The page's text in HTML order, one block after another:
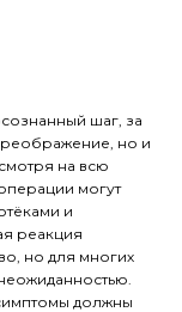
шаг, за
но и
на всю
могут
и
реакция
но для многих
должны